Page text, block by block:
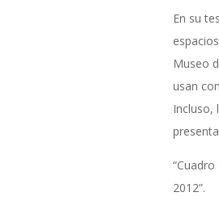
En su
Museo
usan
Incluso,
2012”.